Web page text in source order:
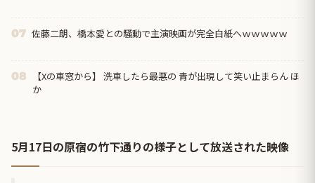
07 佐藤二朗、橋本愛との騒動で主演映画が完全白紙へｗｗｗｗｗ
08
【Xの車窓から】 洗車したら最悪の 青が出現して笑い止まらん ほ
か
5月17日の原宿の竹下通りの様子として放送された映像